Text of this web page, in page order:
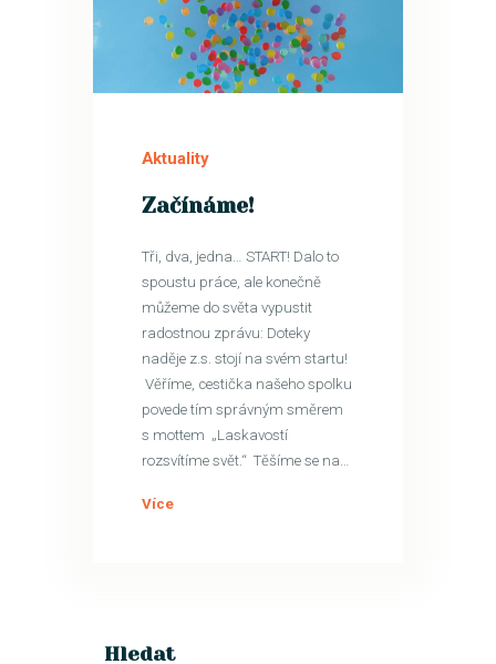
7
Aktuality
Začínáme!
Tři, dva, jedna… START! Dalo to
spoustu práce, ale konečně
můžeme do světa vypustit
radostnou zprávu: Doteky
naděje z.s. stojí na svém startu!
Věříme, cestička našeho spolku
povede tím správným směrem
s mottem „Laskavostí
rozsvítíme svět.“ Těšíme se na…
Více
Hledat